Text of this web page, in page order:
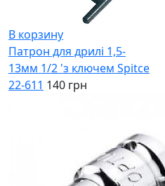
В корзину
Патрон для дрилі 1,5-
13мм 1/2 'з ключем Spitce
22-611 140 грн